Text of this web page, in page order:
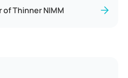
of Thinner NIMM